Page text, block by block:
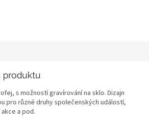
produktu
s možností gravírování na sklo. Dizajn
pro různé druhy společenských událostí,
a pod.